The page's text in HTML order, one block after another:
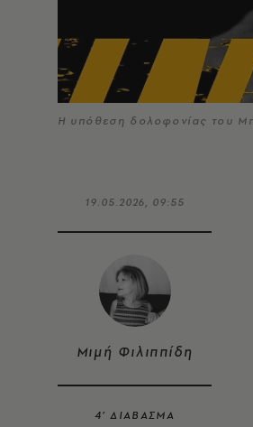
Η υπόθεση δολοφονίας του
19.05.2026, 09:55
Μιμή Φιλιππίδη
4’ ΔΙΑΒΑΣΜΑ